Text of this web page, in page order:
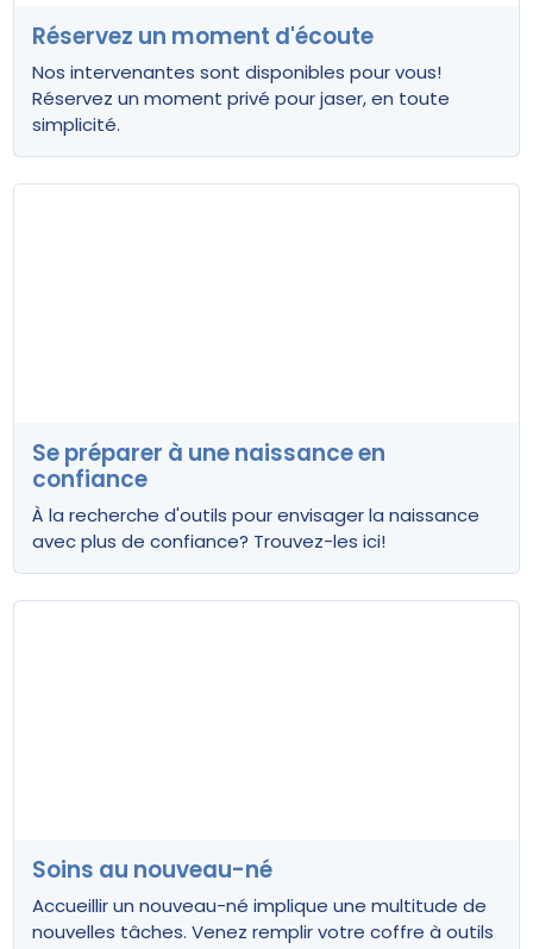
Réservez un moment d'écoute
Nos intervenantes sont disponibles pour vous!
Réservez un moment privé pour jaser, en toute
simplicité.
Se préparer à une naissance en
confiance
À la recherche d'outils pour envisager la naissance
avec plus de confiance? Trouvez-les ici!
Soins au nouveau-né
Accueillir un nouveau-né implique une multitude de
nouvelles tâches. Venez remplir votre coffre à outils